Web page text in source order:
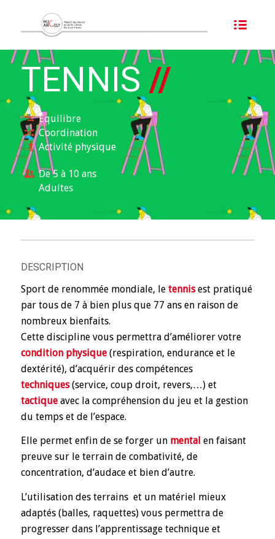
TENNIS//
Équilibre
Coordination
Activité physique
De 5 à 10 ans
Adultes
DESCRIPTION
Sport de renommée mondiale, le tennisest pratiqué
par tous de 7 à bien plus que 77 ans en raison de
nombreux bienfaits.
Cette discipline vous permettra d’améliorer votre
condition physique (respiration, endurance et le
dextérité), d’acquérir des compétences
techniques(service, coup droit, revers,…) et
tactique avec la compréhension du jeu et la gestion
du temps et de l’espace.
Elle permet enfin de se forger un mental en faisant
preuve sur le terrain de combativité, de
concentration, d’audace et bien d’autre.
L’utilisation des terrains et un matériel mieux
adaptés (balles, raquettes) vous permettra de
progresser dans l’apprentissage technique et